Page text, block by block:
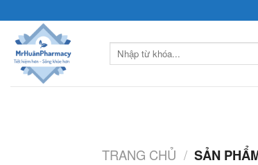
to
content
Tìm
kiếm:
TRANG CHỦ / SẢN